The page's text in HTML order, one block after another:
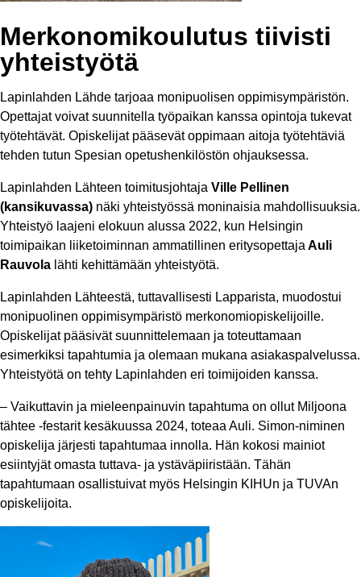
Merkonomikoulutus tiivisti
yhteistyötä
Lapinlahden Lähde tarjoaa monipuolisen oppimisympäristön.
Opettajat voivat suunnitella työpaikan kanssa opintoja tukevat
työtehtävät. Opiskelijat pääsevät oppimaan aitoja työtehtäviä
tehden tutun Spesian opetushenkilöstön ohjauksessa.
Lapinlahden Lähteen toimitusjohtaja Ville Pellinen
(kansikuvassa) näki yhteistyössä moninaisia mahdollisuuksia.
Yhteistyö laajeni elokuun alussa 2022, kun Helsingin
toimipaikan liiketoiminnan ammatillinen eritysopettaja Auli
Rauvola lähti kehittämään yhteistyötä.
Lapinlahden Lähteestä, tuttavallisesti Lapparista, muodostui
monipuolinen oppimisympäristö merkonomiopiskelijoille.
Opiskelijat pääsivät suunnittelemaan ja toteuttamaan
esimerkiksi tapahtumia ja olemaan mukana asiakaspalvelussa.
Yhteistyötä on tehty Lapinlahden eri toimijoiden kanssa.
– Vaikuttavin ja mieleenpainuvin tapahtuma on ollut Miljoona
tähtee -festarit kesäkuussa 2024, toteaa Auli. Simon-niminen
opiskelija järjesti tapahtumaa innolla. Hän kokosi mainiot
esiintyjät omasta tuttava- ja ystäväpiiristään. Tähän
tapahtumaan osallistuivat myös Helsingin KIHUn ja TUVAn
opiskelijoita.